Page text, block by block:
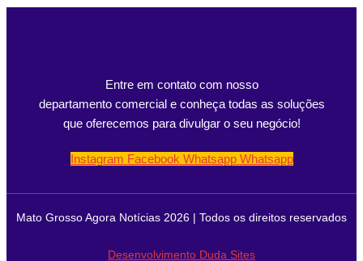
Entre em contato com nosso
departamento comercial e conheça todas as soluções
que oferecemos para divulgar o seu negócio!
Instagram Facebook Whatsapp Whatsapp
Mato Grosso Agora Notícias 2026 | Todos os direitos reservados
Desenvolvimento Duda Sites